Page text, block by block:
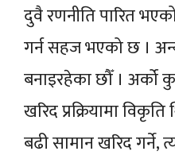
दुवै रणनीति पारित
गर्न सहज भएको छ ।
बनाइरहेका छौँ । अर्को
खरिद प्रक्रियामा
बढी सामान खरिद गर्ने,